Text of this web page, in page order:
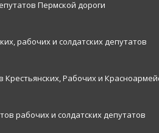
Пермской дороги
рабочих и солдатских депутатов
Рабочих и
рабочих и солдатских депутатов